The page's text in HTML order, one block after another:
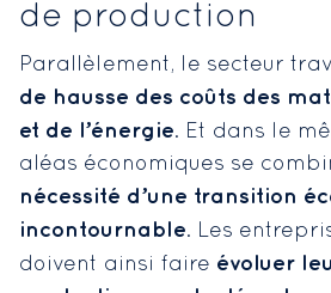
de production
Parallèlement, le secteur
de hausse des coûts des
et de l’énergie. Et dans le
aléas économiques se
nécessité d’une transition
incontournable. Les
doivent ainsi faire évoluer